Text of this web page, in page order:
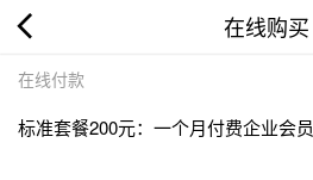
在线购买
在线付款
标准套餐200元：一个月付费企业会员